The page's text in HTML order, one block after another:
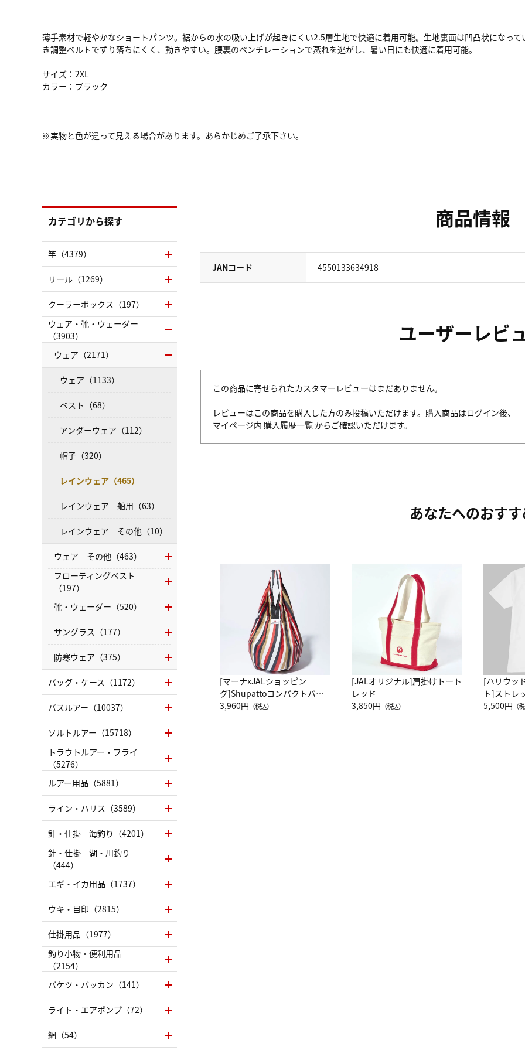
薄手素材で軽やかなショートパンツ。裾からの水の吸い上げが起きにくい2.5層生地で快適に着用可能。生地裏面は凹凸状になっ
き調整ベルトでずり落ちにくく、動きやすい。腰裏のベンチレーションで蒸れを逃がし、暑い日にも快適に着用可能。
サイズ：2XL
カラー：ブラック
※実物と色が違って見える場合があります。あらかじめご了承下さい。
商品情報
JANコード 4550133634918
ユーザーレビ
この商品に寄せられたカスタマーレビューはまだありません。
レビューはこの商品を購入した方のみ投稿いただけます。購入商品はログイン後、
マイページ内 購入履歴一覧 からご確認いただけます。
あなたへのおす
[マーナxJALショッピン
グ]Shupattoコンパクトバッ
グ Drop JAL客室乗務員
3,960円 （税込）
[JALオリジナル]肩掛けトート
レッド
3,850円 （税込）
[ハリウッ
ト]ストレ
ーネック
5,500円 （
カテゴリから探す
竿（4379）
リール（1269）
クーラーボックス（197）
ウェア・靴・ウェーダー
（3903）
ウェア（2171）
ウェア（1133）
ベスト（68）
アンダーウェア（112）
帽子（320）
レインウェア（465）
レインウェア 船用（63）
レインウェア その他（10）
ウェア その他（463）
フローティングベスト
（197）
靴・ウェーダー（520）
サングラス（177）
防寒ウェア（375）
バッグ・ケース（1172）
バスルアー（10037）
ソルトルアー（15718）
トラウトルアー・フライ
（5276）
ルアー用品（5881）
ライン・ハリス（3589）
針・仕掛 海釣り（4201）
針・仕掛 湖・川釣り
（444）
エギ・イカ用品（1737）
ウキ・目印（2815）
仕掛用品（1977）
釣り小物・便利用品
（2154）
バケツ・バッカン（141）
ライト・エアポンプ（72）
網（54）